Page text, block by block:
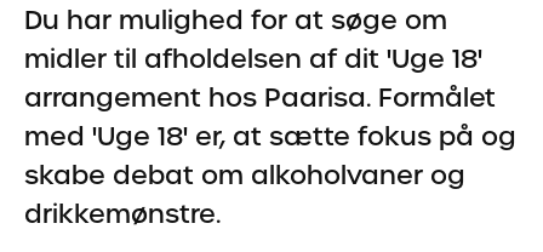
Du har mulighed for at søge om
midler til afholdelsen af dit 'Uge 18'
arrangement hos Paarisa. Formålet
med 'Uge 18' er, at sætte fokus på og
skabe debat om alkoholvaner og
drikkemønstre.